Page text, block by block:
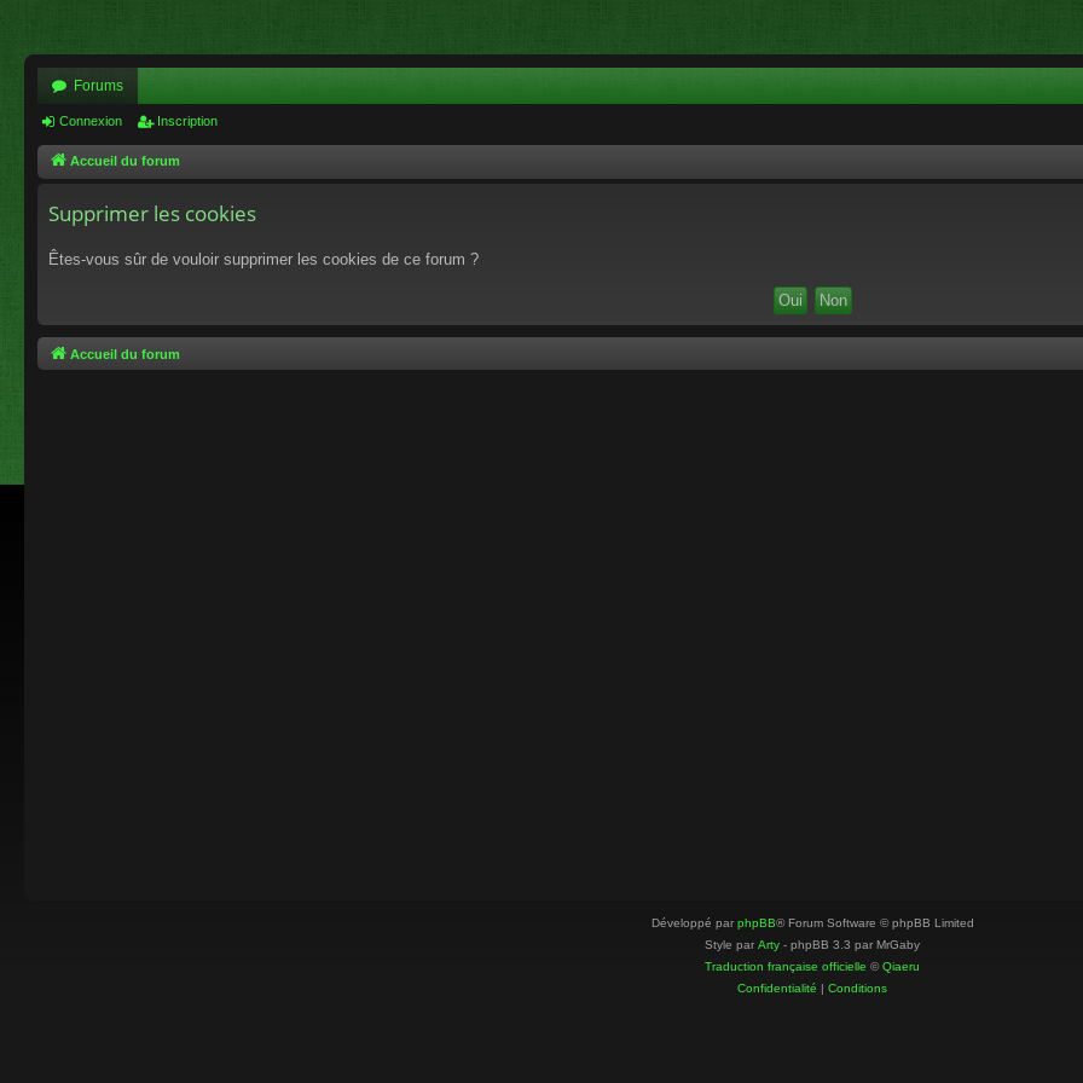
Forums
Connexion Inscription
Accueil du forum
Supprimer les cookies
Êtes-vous sûr de vouloir supprimer les cookies de ce forum ?
Accueil du forum
Développé par phpBB® Forum Software © phpBB Limited
Style par Arty - phpBB 3.3 par MrGaby
Traduction française officielle ©Qiaeru
Confidentialité | Conditions